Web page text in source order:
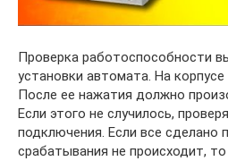
Проверка работоспособности
установки автомата. На корпусе
После ее нажатия должно
Если этого не случилось,
подключения. Если все сделано
срабатывания не происходит,